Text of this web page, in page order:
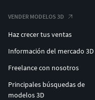
VENDER MODELOS 3D
Haz crecer tus ventas
Información del mercado 3D
Freelance con nosotros
Principales búsquedas de
modelos 3D